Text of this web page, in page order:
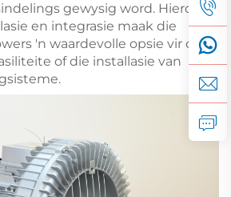
gewysig word. Hierdie
en integrasie maak die
'n waardevolle opsie vir die
of die installasie van